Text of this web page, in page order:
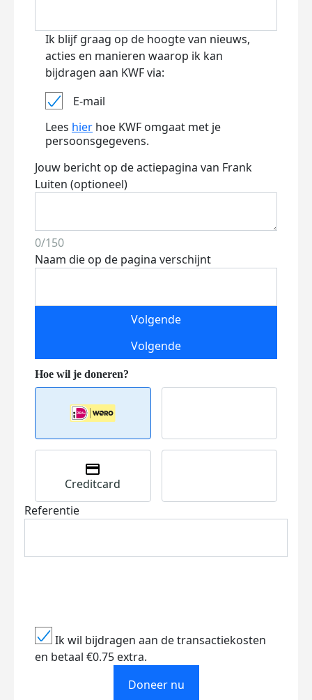
Ik blijf graag op de hoogte van nieuws,
acties en manieren waarop ik kan
bijdragen aan KWF via:
E-mail
Lees hier hoe KWF omgaat met je
persoonsgegevens.
Jouw bericht op de actiepagina van Frank
Luiten (optioneel)
0/150
Naam die op de pagina verschijnt
Volgende
Volgende
Creditcard
Referentie
Ik wil bijdragen aan de transactiekosten
en betaal €0.75 extra.
Doneer nu